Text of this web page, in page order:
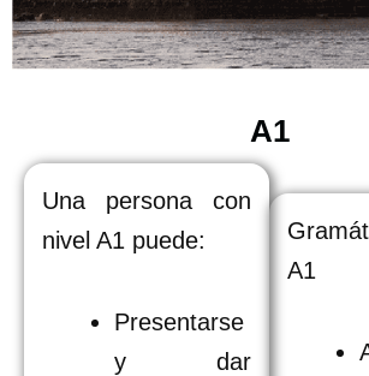
A1
Una persona con
nivel A1 puede:
Presentarse
y dar
A1